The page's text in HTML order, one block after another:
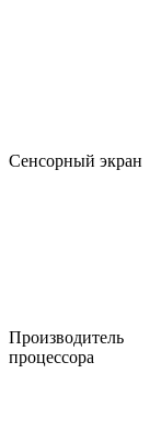
Сенсорный экран
Производитель
процессора